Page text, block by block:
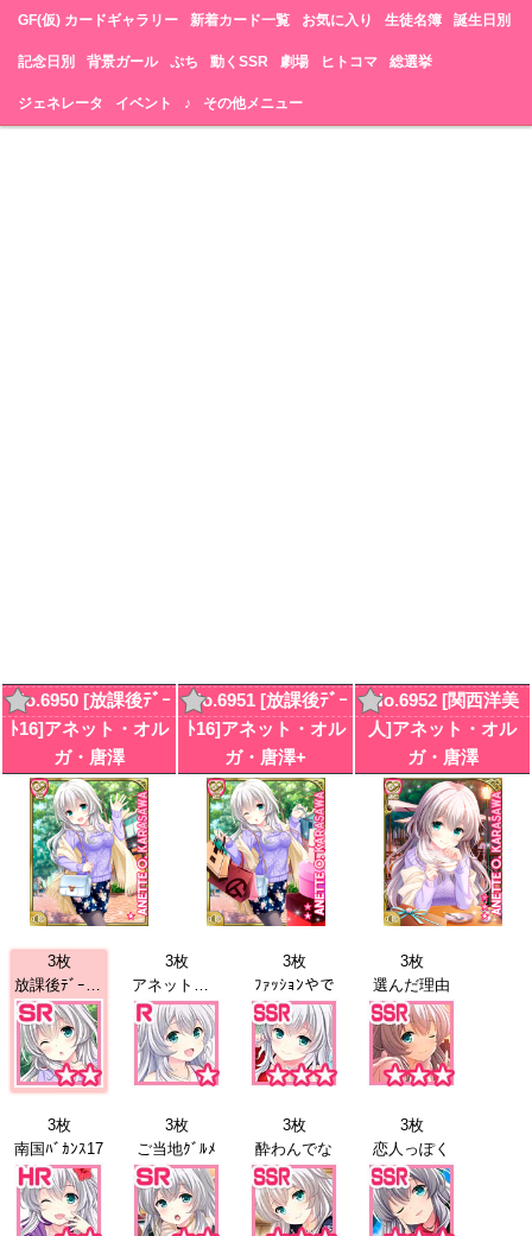
GF(仮) カードギャラリー 新着カード一覧 お気に入り 生徒名簿 誕生日別
記念日別 背景ガール ぷち 動くSSR 劇場 ヒトコマ 総選挙
ジェネレータ イベント ♪ その他メニュー
No.6950 [放課後ﾃﾞｰ
ﾄ16]アネット・オル
ガ・唐澤
No.6951 [放課後ﾃﾞｰ
ﾄ16]アネット・オル
ガ・唐澤+
No.6952 [関西洋美
人]アネット・オル
ガ・唐澤
3枚
放課後ﾃﾞｰﾄ16
3枚
アネット・O・唐澤
3枚
ﾌｧｯｼｮﾝやで
3枚
選んだ理由
3枚
南国ﾊﾞｶﾝｽ17
3枚
ご当地ｸﾞﾙﾒ
3枚
酔わんでな
3枚
恋人っぽく